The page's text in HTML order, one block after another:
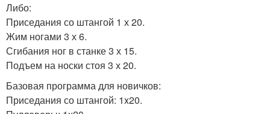
Либо:
Приседания со штангой 1 х 20.
Жим ногами 3 х 6.
Сгибания ног в станке 3 х 15.
Подъем на носки стоя 3 х 20.
Базовая программа для новичков:
Приседания со штангой: 1x20.